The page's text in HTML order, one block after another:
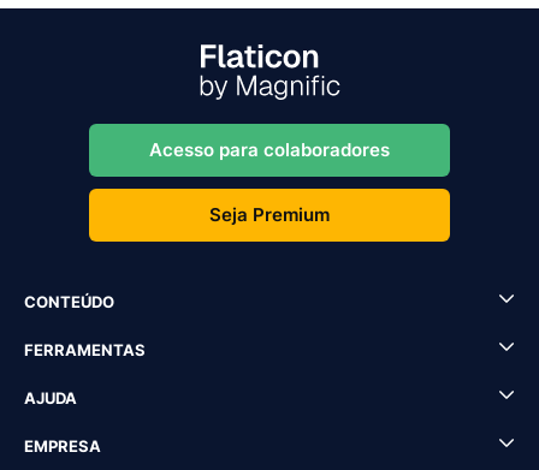
Acesso para colaboradores
Seja Premium
CONTEÚDO
FERRAMENTAS
AJUDA
EMPRESA